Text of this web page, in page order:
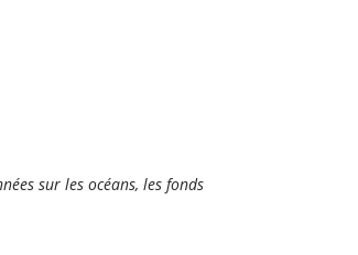
sur les océans, les fonds